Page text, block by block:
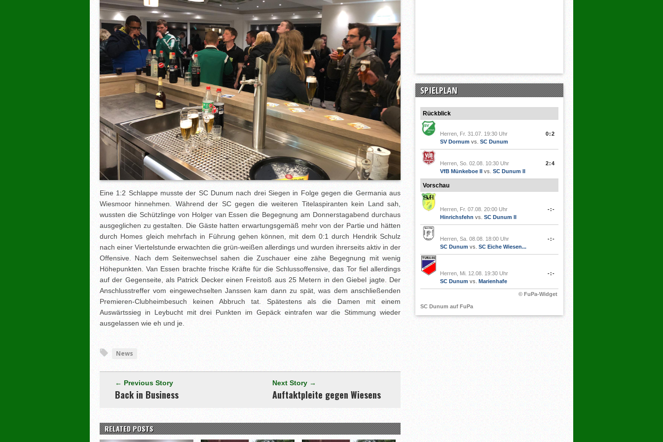
Eine 1:2 Schlappe musste der SC Dunum nach drei Siegen in Folge gegen die Germania aus
Wiesmoor hinnehmen. Während der SC gegen die weiteren Titelaspiranten kein Land sah,
wussten die Schützlinge von Holger van Essen die Begegnung am Donnerstagabend durchaus
ausgeglichen zu gestalten. Die Gäste hatten erwartungsgemäß mehr von der Partie und hätten
durch Homes gleich mehrfach in Führung gehen können, mit dem 0:1 durch Hendrik Schulz
nach einer Viertelstunde erwachten die grün-weißen allerdings und wurden ihrerseits aktiv in der
Offensive. Nach dem Seitenwechsel sahen die Zuschauer eine zähe Begegnung mit wenig
Höhepunkten. Van Essen brachte frische Kräfte für die Schlussoffensive, das Tor fiel allerdings
auf der Gegenseite, als Patrick Decker einen Freistoß aus 25 Metern in den Giebel jagte. Der
Anschlusstreffer vom eingewechselten Janssen kam dann zu spät, was dem anschließenden
Premieren-Clubheimbesuch keinen Abbruch tat. Spätestens als die Damen mit einem
Auswärtssieg in Leybucht mit drei Punkten im Gepäck eintrafen war die Stimmung wieder
ausgelassen wie eh und je.
News
← Previous Story
Back in Business
Next Story →
Auftaktpleite gegen Wiesens
RELATED POSTS
SPIELPLAN
Rückblick
Herren, Fr. 31.07. 19:30 Uhr
SV Dornum vs. SC Dunum
0:2
Herren, So. 02.08. 10:30 Uhr
VfB Münkeboe II vs. SC Dunum II
2:4
Vorschau
Herren, Fr. 07.08. 20:00 Uhr
Hinrichsfehn vs. SC Dunum II
-:-
Herren, Sa. 08.08. 18:00 Uhr
SC Dunum vs. SC Eiche Wiesen...
-:-
Herren, Mi. 12.08. 19:30 Uhr
SC Dunum vs. Marienhafe
-:-
© FuPa-Widget
SC Dunum auf FuPa